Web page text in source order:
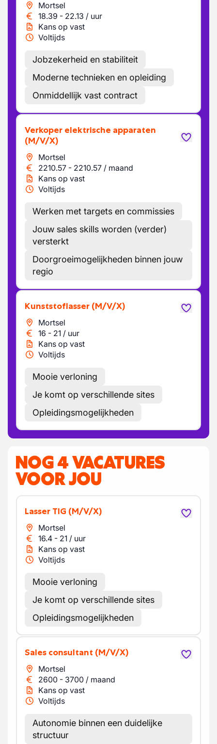
Mortsel
18.39 - 22.13 / uur
Kans op vast
Voltijds
Jobzekerheid en stabiliteit
Moderne technieken en opleiding
Onmiddellijk vast contract
Verkoper elektrische apparaten
(M/V/X)
Mortsel
2210.57 - 2210.57 / maand
Kans op vast
Voltijds
Werken met targets en commissies
Jouw sales skills worden (verder)
versterkt
Doorgroeimogelijkheden binnen jouw
regio
Kunststoflasser (M/V/X)
Mortsel
16 - 21 / uur
Kans op vast
Voltijds
Mooie verloning
Je komt op verschillende sites
Opleidingsmogelijkheden
NOG 4 VACATURES
VOOR JOU
Lasser TIG (M/V/X)
Mortsel
16.4 - 21 / uur
Kans op vast
Voltijds
Mooie verloning
Je komt op verschillende sites
Opleidingsmogelijkheden
Sales consultant (M/V/X)
Mortsel
2600 - 3700 / maand
Kans op vast
Voltijds
Autonomie binnen een duidelijke
structuur